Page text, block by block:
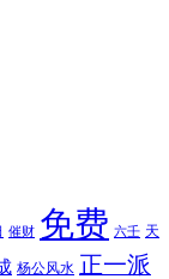
催财 免费 六壬 天
杨公风水 正一派